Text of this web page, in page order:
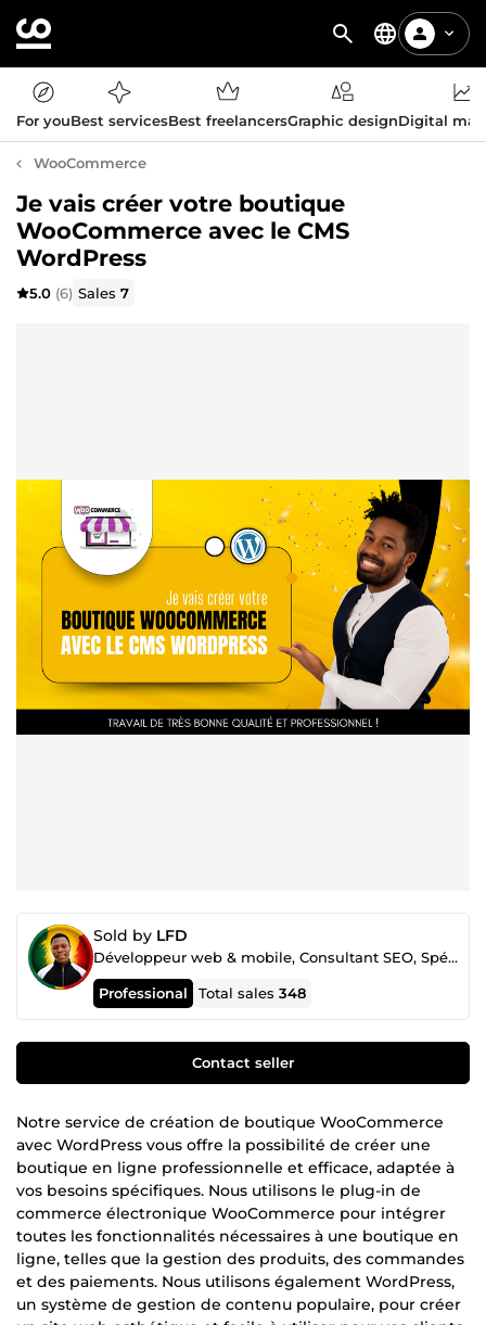
For youBest servicesBest freelancersGraphic designDigital
WooCommerce
Je vais créer votre boutique
WooCommerce avec le CMS
WordPress
5.0 (6) Sales7
Sold by LFD
Développeur web & mobile, Consultant SEO, Spécialiste Google ads et Merchant center
Professional Total sales348
Contact seller
Notre service de création de boutique WooCommerce
avec WordPress vous offre la possibilité de créer une
boutique en ligne professionnelle et efficace, adaptée à
vos besoins spécifiques. Nous utilisons le plug-in de
commerce électronique WooCommerce pour intégrer
toutes les fonctionnalités nécessaires à une boutique en
ligne, telles que la gestion des produits, des commandes
et des paiements. Nous utilisons également WordPress,
un système de gestion de contenu populaire, pour créer